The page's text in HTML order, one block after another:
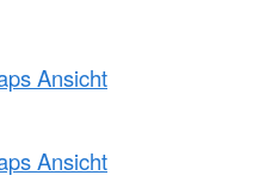
Ansicht
Ansicht